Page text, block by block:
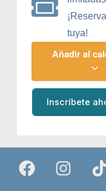
tuya!
Inscríbete